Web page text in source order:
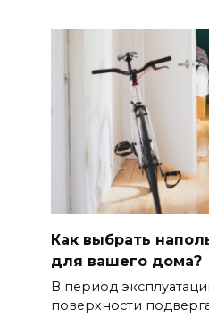
Как выбрать
для вашего дома?
В период
поверхности